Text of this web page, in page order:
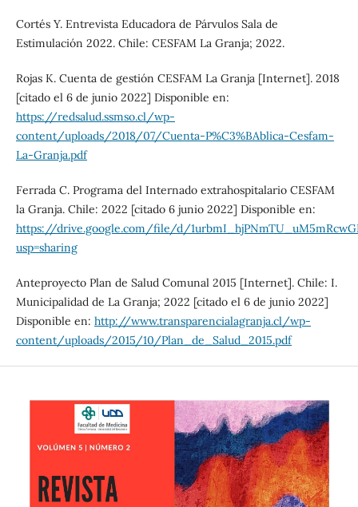
Cortés Y. Entrevista Educadora de Párvulos Sala de
Estimulación 2022. Chile: CESFAM La Granja; 2022.
Rojas K. Cuenta de gestión CESFAM La Granja [Internet]. 2018
[citado el 6 de junio 2022] Disponible en:
https://redsalud.ssmso.cl/wp-
content/uploads/2018/07/Cuenta-P%C3%BAblica-Cesfam-
La-Granja.pdf
Ferrada C. Programa del Internado extrahospitalario CESFAM
la Granja. Chile: 2022 [citado 6 junio 2022] Disponible en:
https://drive.google.com/file/d/
usp=sharing
Anteproyecto Plan de Salud Comunal 2015 [Internet]. Chile: I.
Municipalidad de La Granja; 2022 [citado el 6 de junio 2022]
Disponible en: http://www.transparencialagranja.cl/wp-
content/uploads/2015/10/Plan_de_Salud_2015.pdf